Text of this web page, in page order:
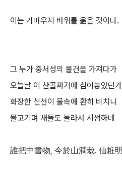
이는 가마우지 바위를 읊은 것이다.
그 누가 중서성의 물건을 가져다가
오늘날 이 산골짜기에 심어놓았던가
화장한 신선이 물속에 환히 비치니
물고기며 새들도 놀라서 시샘하네
誰把中書物, 今於山澗栽. 仙粧